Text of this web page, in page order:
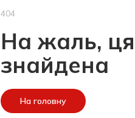
404
На жаль, ця
знайдена
На головну